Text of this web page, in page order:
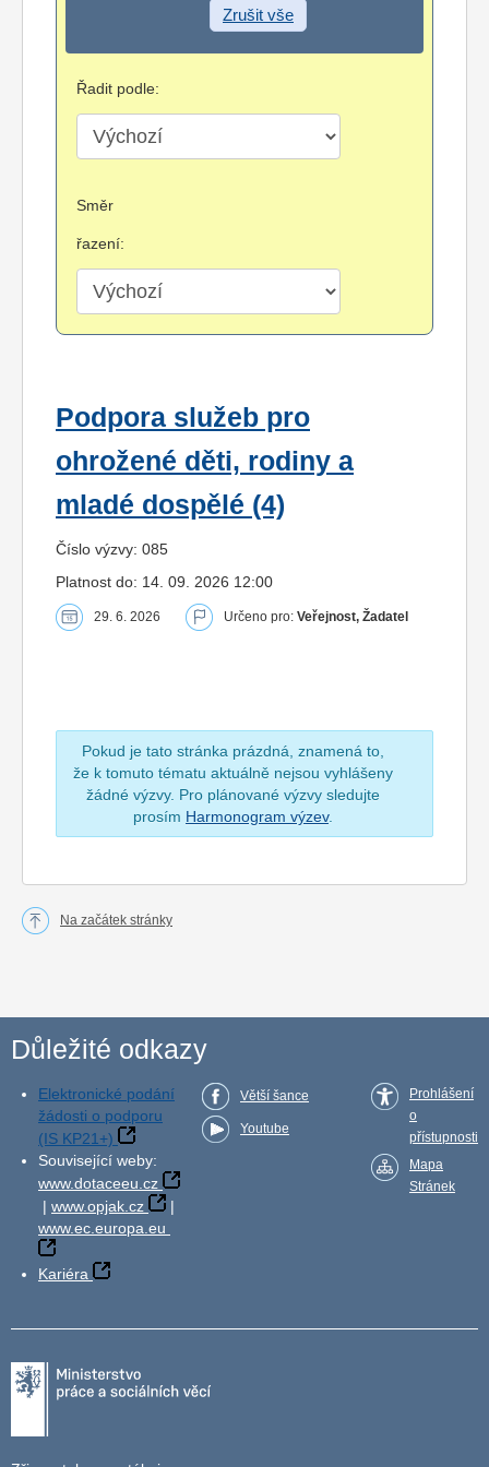
Zrušit vše
Řadit podle:
Směr
řazení:
Podpora služeb pro
ohrožené děti, rodiny a
mladé dospělé (4)
Číslo výzvy: 085
Platnost do: 14. 09. 2026 12:00
29. 6. 2026 Určeno pro: Veřejnost, Žadatel
Pokud je tato stránka prázdná, znamená to,
že k tomuto tématu aktuálně nejsou vyhlášeny
žádné výzvy. Pro plánované výzvy sledujte
prosím Harmonogram výzev.
Na začátek stránky
Důležité odkazy
Elektronické podání
žádosti o podporu
(IS KP21+)
Související weby:
www.dotaceeu.cz
| www.opjak.cz
|
www.ec.europa.eu
Kariéra
Větší šance
Youtube
Prohlášení
o
přístupnosti
Mapa
Stránek